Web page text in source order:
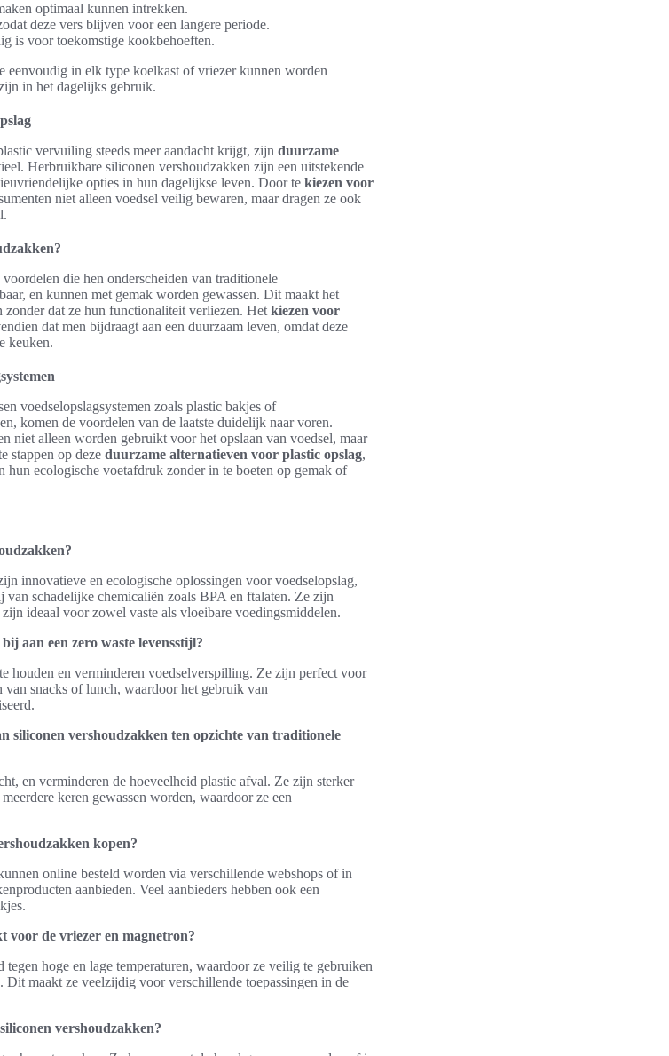
optimaal kunnen intrekken.
deze vers blijven voor een langere periode.
is voor toekomstige kookbehoeften.
eenvoudig in elk type koelkast of vriezer kunnen worden
in het dagelijks gebruik.
vervuiling steeds meer aandacht krijgt, zijn duurzame
Herbruikbare siliconen vershoudzakken zijn een uitstekende
opties in hun dagelijkse leven. Door te kiezen voor
niet alleen voedsel veilig bewaren, maar dragen ze ook
die hen onderscheiden van traditionele
en kunnen met gemak worden gewassen. Dit maakt het
dat ze hun functionaliteit verliezen. Het kiezen voor
dat men bijdraagt aan een duurzaam leven, omdat deze
keuken.
voedselopslagsystemen zoals plastic bakjes of
komen de voordelen van de laatste duidelijk naar voren.
niet alleen worden gebruikt voor het opslaan van voedsel, maar
stappen op deze duurzame alternatieven voor plastic opslag,
hun ecologische voetafdruk zonder in te boeten op gemak of
innovatieve en ecologische oplossingen voor voedselopslag,
schadelijke chemicaliën zoals BPA en ftalaten. Ze zijn
ideaal voor zowel vaste als vloeibare voedingsmiddelen.
aan een zero waste levensstijl?
houden en verminderen voedselverspilling. Ze zijn perfect voor
van snacks of lunch, waardoor het gebruik van
siliconen vershoudzakken ten opzichte van traditionele
en verminderen de hoeveelheid plastic afval. Ze zijn sterker
keren gewassen worden, waardoor ze een
kopen?
online besteld worden via verschillende webshops of in
aanbieden. Veel aanbieders hebben ook een
voor de vriezer en magnetron?
hoge en lage temperaturen, waardoor ze veilig te gebruiken
maakt ze veelzijdig voor verschillende toepassingen in de
vershoudzakken?